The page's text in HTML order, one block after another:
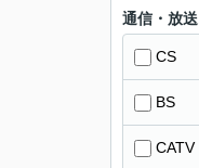
通信・放送
CS
BS
CATV